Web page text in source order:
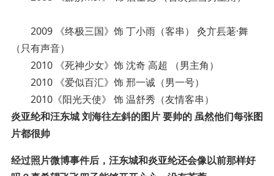
2009 《终极三国》饰 丁小雨（客串） 灸亣镸荖·舞
（只有声音）
2010 《死神少女》饰 沈奇 高超 （男主角）
2010 《爱似百汇》饰 邢一诚（男一号）
2010《阳光天使》 饰 温舒秀（友情客串）
炎亚纶和汪东城 刘海往左斜的图片 要帅的 虽然他们每张图
片都很帅
经过照片微博事件后，汪东城和炎亚纶还会像以前那样好